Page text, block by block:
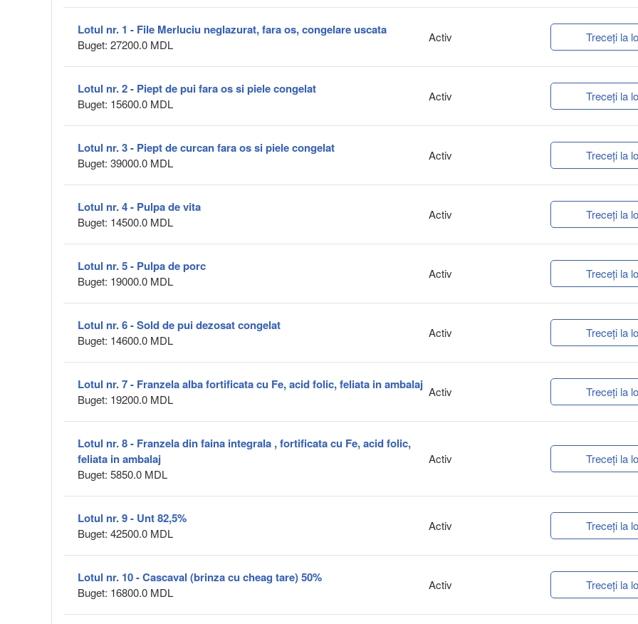
Lotul nr. 1 - File Merluciu neglazurat, fara os, congelare uscata
Buget: 27200.0 MDL
Activ Treceți la
Lotul nr. 2 - Piept de pui fara os si piele congelat
Buget: 15600.0 MDL
Activ Treceți la
Lotul nr. 3 - Piept de curcan fara os si piele congelat
Buget: 39000.0 MDL
Activ Treceți la
Lotul nr. 4 - Pulpa de vita
Buget: 14500.0 MDL
Activ Treceți la
Lotul nr. 5 - Pulpa de porc
Buget: 19000.0 MDL
Activ Treceți la
Lotul nr. 6 - Sold de pui dezosat congelat
Buget: 14600.0 MDL
Activ Treceți la
Lotul nr. 7 - Franzela alba fortificata cu Fe, acid folic, feliata in ambalaj
Buget: 19200.0 MDL
Activ Treceți la
Lotul nr. 8 - Franzela din faina integrala , fortificata cu Fe, acid folic,
feliata in ambalaj
Buget: 5850.0 MDL
Activ Treceți la
Lotul nr. 9 - Unt 82,5%
Buget: 42500.0 MDL
Activ Treceți la
Lotul nr. 10 - Cascaval (brinza cu cheag tare) 50%
Buget: 16800.0 MDL
Activ Treceți la